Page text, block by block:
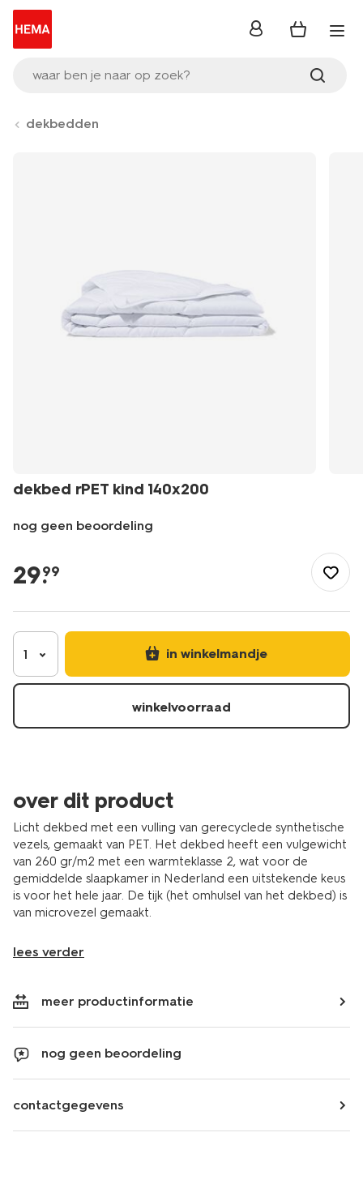
waar ben je naar op zoek?
inloggen
dekbedden
dekbed rPET kind 140x200
nog geen beoordeling
be/slapen/beddengoed/dekbedden/dekbed-
rpet-
140x200-
5590036.html
29.
99
1 in winkelmandje
winkelvoorraad
over dit product
Licht dekbed met een vulling van gerecyclede synthetische
vezels, gemaakt van PET. Het dekbed heeft een vulgewicht
van 260 gr/m2 met een warmteklasse 2, wat voor de
gemiddelde slaapkamer in Nederland een uitstekende keus
is voor het hele jaar. De tijk (het omhulsel van het dekbed) is
van microvezel gemaakt.
lees verder
meer productinformatie
nog geen beoordeling
contactgegevens